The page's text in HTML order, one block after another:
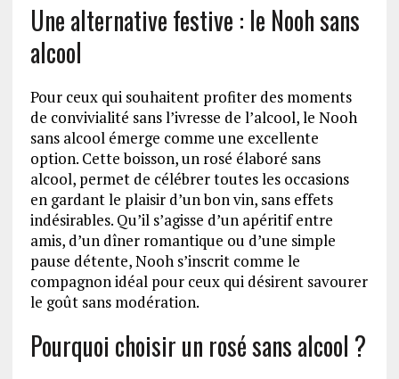
Une alternative festive : le Nooh sans
alcool
Pour ceux qui souhaitent profiter des moments
de convivialité sans l’ivresse de l’alcool, le Nooh
sans alcool émerge comme une excellente
option. Cette boisson, un rosé élaboré sans
alcool, permet de célébrer toutes les occasions
en gardant le plaisir d’un bon vin, sans effets
indésirables. Qu’il s’agisse d’un apéritif entre
amis, d’un dîner romantique ou d’une simple
pause détente, Nooh s’inscrit comme le
compagnon idéal pour ceux qui désirent savourer
le goût sans modération.
Pourquoi choisir un rosé sans alcool ?